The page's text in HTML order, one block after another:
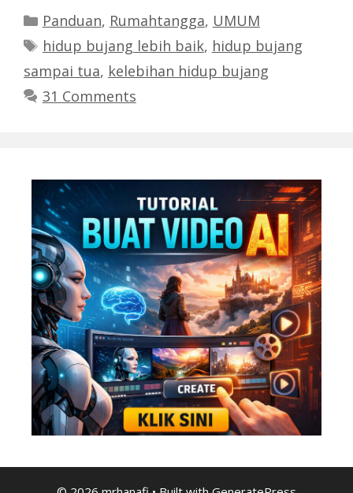
Categories
Panduan, Rumahtangga, UMUM
Tags
hidup bujang lebih baik, hidup bujang
sampai tua, kelebihan hidup bujang
31 Comments